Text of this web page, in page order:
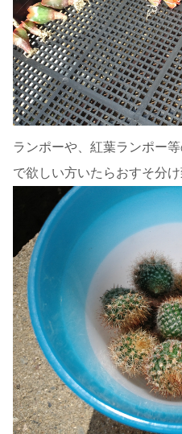
ランポーや、紅葉ランポー
で欲しい方いたらおすそ分